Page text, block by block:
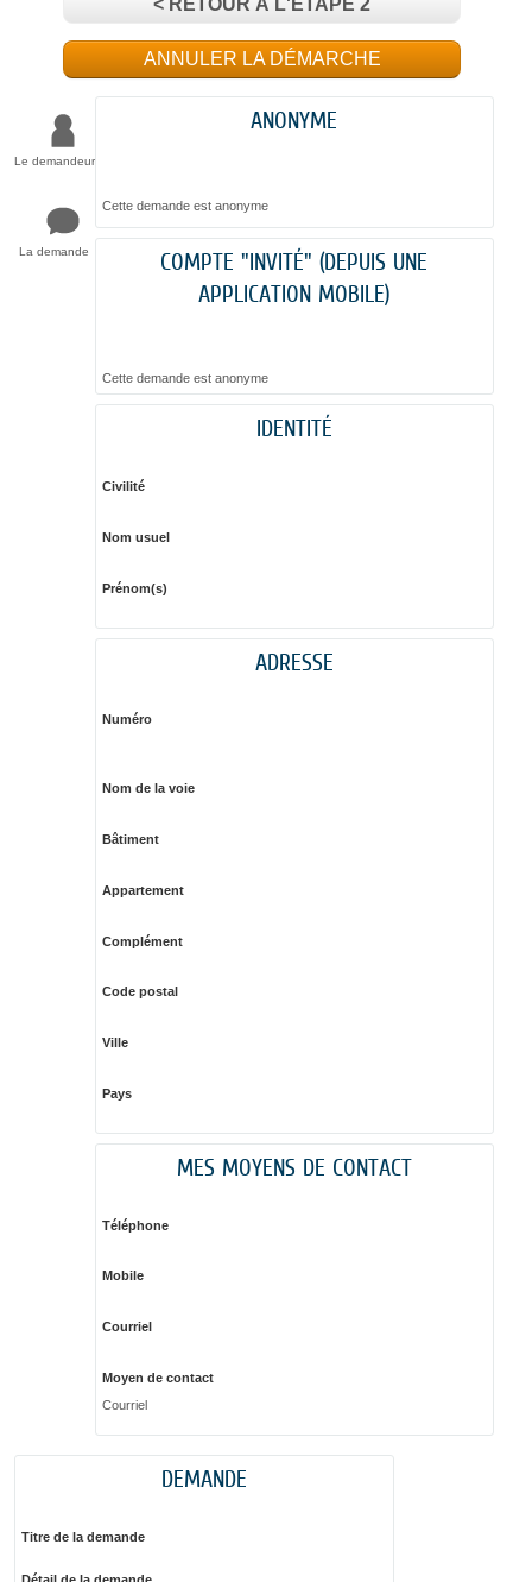
< RETOUR À L'ÉTAPE 2
ANNULER LA DÉMARCHE
Le demandeur
La demande
ANONYME
Cette demande est anonyme
COMPTE "INVITÉ" (DEPUIS UNE
APPLICATION MOBILE)
Cette demande est anonyme
IDENTITÉ
Civilité
Nom usuel
Prénom(s)
ADRESSE
Numéro
Nom de la voie
Bâtiment
Appartement
Complément
Code postal
Ville
Pays
MES MOYENS DE CONTACT
Téléphone
Mobile
Courriel
Moyen de contact
Courriel
DEMANDE
Titre de la demande
Détail de la demande